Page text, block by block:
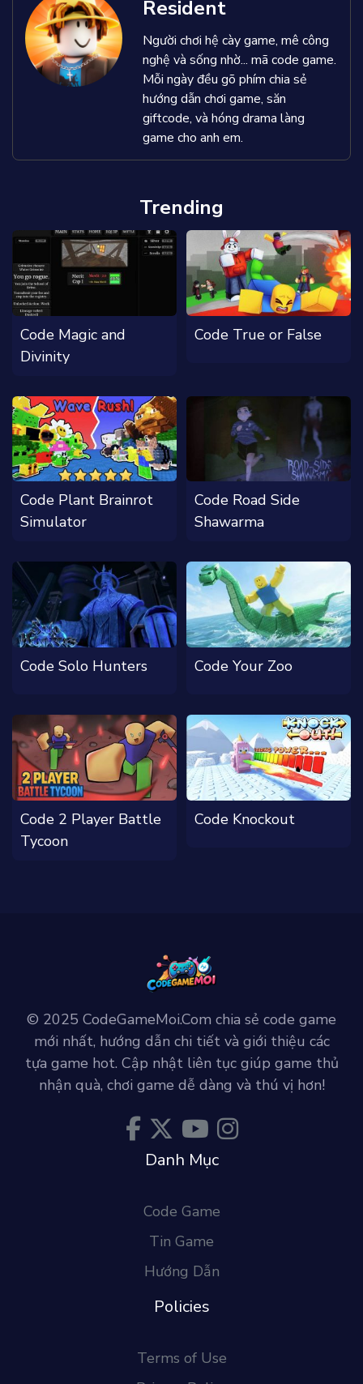
Resident
Người chơi hệ cày game, mê công
nghệ và sống nhờ... mã code game.
Mỗi ngày đều gõ phím chia sẻ
hướng dẫn chơi game, săn
giftcode, và hóng drama làng
game cho anh em.
Trending
Code Magic and
Divinity
Code True or False
Code Plant Brainrot
Simulator
Code Road Side
Shawarma
Code Solo Hunters Code Your Zoo
Code 2 Player Battle
Tycoon
Code Knockout
© 2025 CodeGameMoi.Com chia sẻ code game
mới nhất, hướng dẫn chi tiết và giới thiệu các
tựa game hot. Cập nhật liên tục giúp game thủ
nhận quà, chơi game dễ dàng và thú vị hơn!
Danh Mục
Code Game
Tin Game
Hướng Dẫn
Policies
Terms of Use